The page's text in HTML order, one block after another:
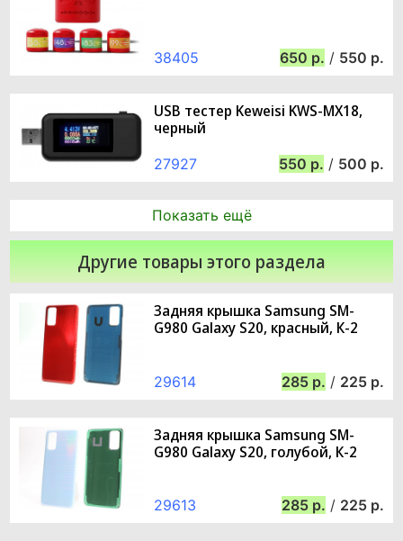
38405 650 / 550
USB тестер Keweisi KWS-MX18,
черный
27927 550 / 500
Показать ещё
Другие товары этого раздела
Задняя крышка Samsung SM-
G980 Galaxy S20, красный, К-2
29614 285 / 225
Задняя крышка Samsung SM-
G980 Galaxy S20, голубой, К-2
29613 285 / 225